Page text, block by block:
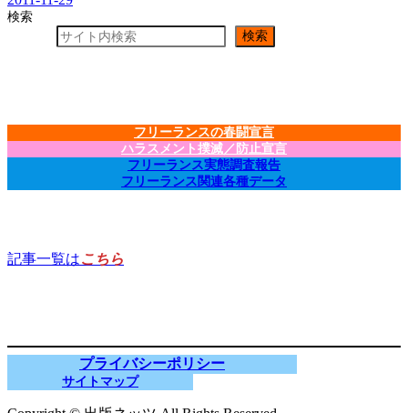
検索
検索
フリーランスの春闘宣言
ハラスメント撲滅／防止宣言
フリーランス実態調査報告
フリーランス関連各種データ
記事一覧はこちら
プライバシーポリシー
サイトマップ